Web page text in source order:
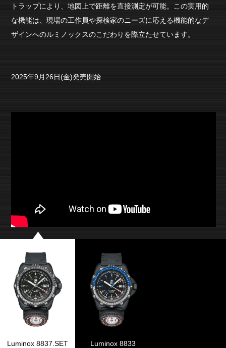
トラップにより、地図上で距離を直接測定が可能。この実用的
な機能は、現場の工作員や探検家のニーズに応える機能的なデ
ザインへのルミノックスのこだわりを際立たせています。
2025年9月26日(金)発売開始
Luminox 8837.SET Luminox 8833